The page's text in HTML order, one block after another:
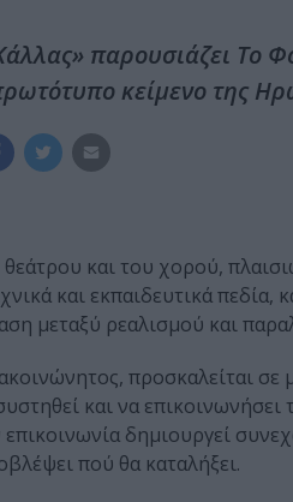
παρουσιάζει Το
κείμενο της
και του χορού,
και εκπαιδευτικά πεδία,
μεταξύ ρεαλισμού και
προσκαλείται
και να επικοινωνήσει
δημιουργεί
πού θα καταλήξει.